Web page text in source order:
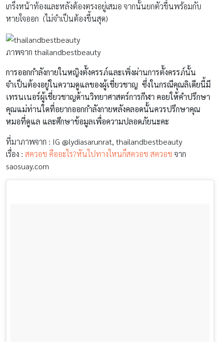
เกร็งหน้าท้องและหลังต้องตรงอยู่เสมอ จากนั้นยกตัวขึ้นพร้อมกับ
หายใจออก (ไม่จำเป็นต้องขึ้นสุด)
ภาพจาก thailandbestbeauty
การออกกำลังกายในหญิงตั้งครรภ์และเพิ่งผ่านการตั้งครรภ์นั้น
จำเป็นต้องอยู่ในความดูแลของผู้เชี่ยวชาญ ซึ่งในกรณีคุณลิเดียนี้มี
เทรนเนอร์ผู้เชี่ยวชาญด้านวิทยาศาสตร์การกีฬา คอยให้คำปรึกษา
คุณแม่ท่านใดที่อยากออกกำลังกายหลังคลอดนั้นควรปรึกษาคุณ
หมอที่ดูแล และศึกษาข้อมูลเพื่อความปลอดภัยนะคะ
ที่มาภาพจาก : IG @lydiasarunrat, thailandbestbeauty
เรื่อง : สควอช คืออะไร?หันไปทางไหนก็สควอช สควอชจาก
saosuay.com